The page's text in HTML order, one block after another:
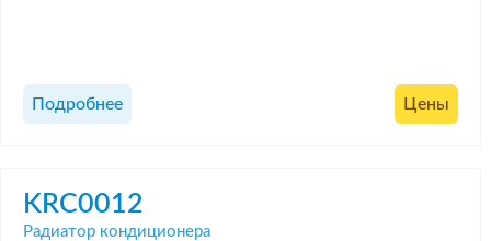
Подробнее Цены
KRC0012
Радиатор кондиционера